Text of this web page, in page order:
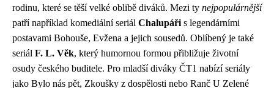
rodinu, které se těší velké oblibě diváků. Mezi ty nejpopulárnější
patří například komediální seriál Chalupáři s legendárními
postavami Bohouše, Evžena a jejich sousedů. Oblíbený je také
seriál F. L. Věk, který humornou formou přibližuje životní
osudy českého buditele. Pro mladší diváky ČT1 nabízí seriály
jako Bylo nás pět, Zkoušky z dospělosti nebo Ranč U Zelené